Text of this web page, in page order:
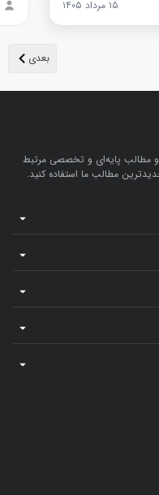
۱۵ مرداد ۱۴۰۵
و مطالب پایه‌ای و تخصصی مرتبط
مطالب ما استفاده کنید.